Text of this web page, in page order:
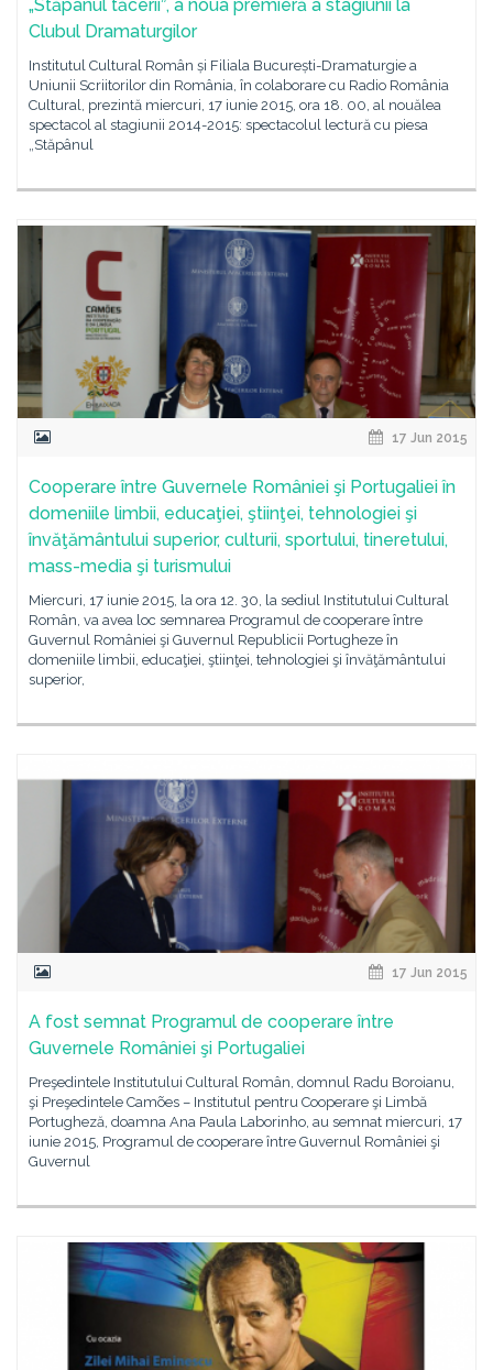
„Stăpânul tăceriiˮ, a noua premieră a stagiunii la
Clubul Dramaturgilor
Institutul Cultural Român și Filiala București-Dramaturgie a
Uniunii Scriitorilor din România, în colaborare cu Radio România
Cultural, prezintă miercuri, 17 iunie 2015, ora 18. 00, al nouălea
spectacol al stagiunii 2014-2015: spectacolul lectură cu piesa
„Stăpânul
17 Jun 2015
Cooperare între Guvernele României şi Portugaliei în
domeniile limbii, educaţiei, ştiinţei, tehnologiei şi
învăţământului superior, culturii, sportului, tineretului,
mass-media şi turismului
Miercuri, 17 iunie 2015, la ora 12. 30, la sediul Institutului Cultural
Român, va avea loc semnarea Programul de cooperare între
Guvernul României şi Guvernul Republicii Portugheze în
domeniile limbii, educaţiei, ştiinţei, tehnologiei şi învăţământului
superior,
17 Jun 2015
A fost semnat Programul de cooperare între
Guvernele României şi Portugaliei
Preşedintele Institutului Cultural Român, domnul Radu Boroianu,
şi Preşedintele Camões – Institutul pentru Cooperare şi Limbă
Portugheză, doamna Ana Paula Laborinho, au semnat miercuri, 17
iunie 2015, Programul de cooperare între Guvernul României şi
Guvernul